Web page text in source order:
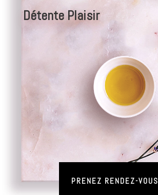
Détente Plaisir
PRENEZ RENDEZ-VOUS